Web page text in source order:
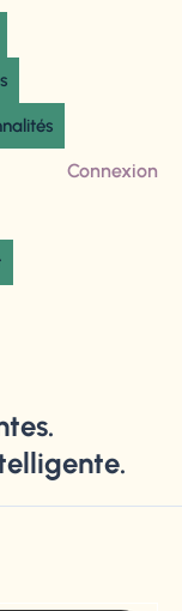
Connexion